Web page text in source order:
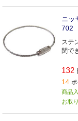
ニッ
702
ステ
閉で
132
14
商品
お取